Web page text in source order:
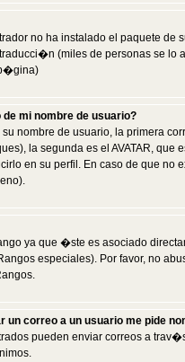
no ha instalado el paquete
(miles de personas se
mi nombre de usuario?
nombre de usuario, la primera
la segunda es el AVATAR,
en su perfil. En caso de que
ya que �ste es asociado
especiales). Por favor, no
un correo a un usuario me pide
pueden enviar correos a